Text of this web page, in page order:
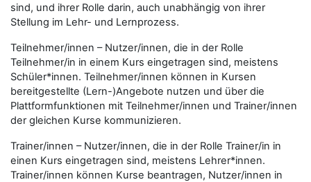
sind, und ihrer Rolle darin, auch unabhängig von ihrer
Stellung im Lehr- und Lernprozess.
Teilnehmer/innen – Nutzer/innen, die in der Rolle
Teilnehmer/in in einem Kurs eingetragen sind, meistens
Schüler*innen. Teilnehmer/innen können in Kursen
bereitgestellte (Lern-)Angebote nutzen und über die
Plattformfunktionen mit Teilnehmer/innen und Trainer/innen
der gleichen Kurse kommunizieren.
Trainer/innen – Nutzer/innen, die in der Rolle Trainer/in in
einen Kurs eingetragen sind, meistens Lehrer*innen.
Trainer/innen können Kurse beantragen, Nutzer/innen in